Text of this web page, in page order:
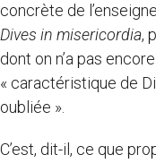
concrète de
Dives in misericordia,
dont on n’a pas
« caractéristique de
oubliée ».
C’est, dit-il, ce que